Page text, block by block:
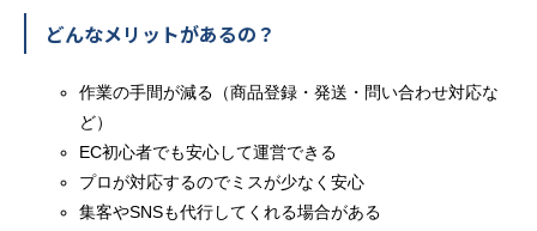
どんなメリットがあるの？
作業の手間が減る（商品登録・発送・問い合わせ対応な
ど）
EC初心者でも安心して運営できる
プロが対応するのでミスが少なく安心
集客やSNSも代行してくれる場合がある